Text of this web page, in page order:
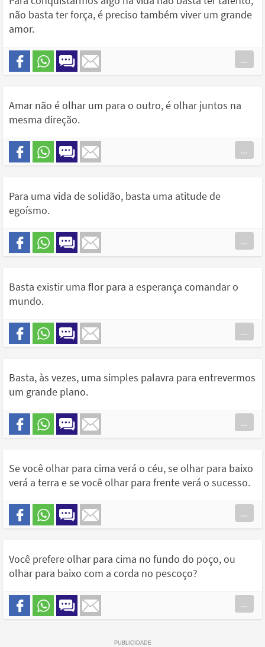
não basta ter força, é preciso também viver um grande
amor.
...
Amar não é olhar um para o outro, é olhar juntos na
mesma direção.
...
Para uma vida de solidão, basta uma atitude de
egoísmo.
...
Basta existir uma flor para a esperança comandar o
mundo.
...
Basta, às vezes, uma simples palavra para entrevermos
um grande plano.
...
Se você olhar para cima verá o céu, se olhar para baixo
verá a terra e se você olhar para frente verá o sucesso.
...
Você prefere olhar para cima no fundo do poço, ou
olhar para baixo com a corda no pescoço?
...